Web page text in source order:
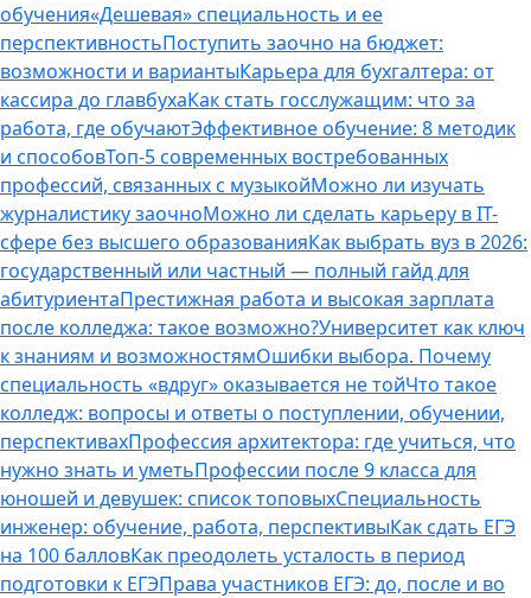
обучения«Дешевая» специальность и ее
перспективностьПоступить заочно на бюджет:
возможности и вариантыКарьера для бухгалтера: от
кассира до главбухаКак стать госслужащим: что за
работа, где обучаютЭффективное обучение: 8 методик
и способовТоп-5 современных востребованных
профессий, связанных с музыкойМожно ли изучать
журналистику заочноМожно ли сделать карьеру в IT-
сфере без высшего образованияКак выбрать вуз в 2026:
государственный или частный — полный гайд для
абитуриентаПрестижная работа и высокая зарплата
после колледжа: такое возможно?Университет как ключ
к знаниям и возможностямОшибки выбора. Почему
специальность «вдруг» оказывается не тойЧто такое
колледж: вопросы и ответы о поступлении, обучении,
перспективахПрофессия архитектора: где учиться, что
нужно знать и уметьПрофессии после 9 класса для
юношей и девушек: список топовыхСпециальность
инженер: обучение, работа, перспективыКак сдать ЕГЭ
на 100 балловКак преодолеть усталость в период
подготовки к ЕГЭПрава участников ЕГЭ: до, после и во